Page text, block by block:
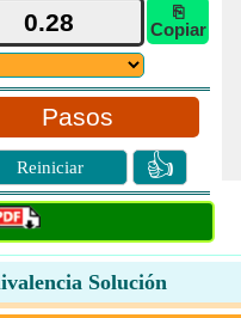
⎘
Copiar
Pasos
Reiniciar 👍
Solución